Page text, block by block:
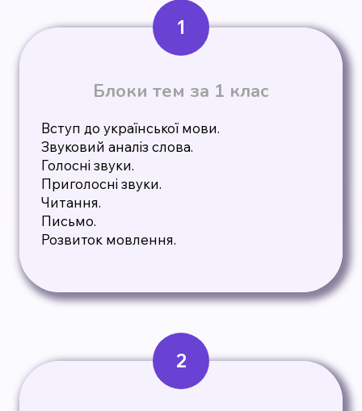
1
Блоки тем за 1 клас
Вступ до української мови.
Звуковий аналіз слова.
Голосні звуки.
Приголосні звуки.
Читання.
Письмо.
Розвиток мовлення.
2